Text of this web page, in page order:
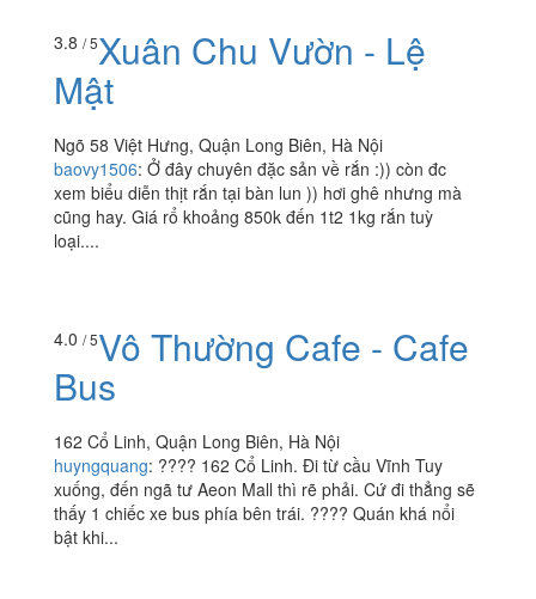
3.8 / 5Xuân Chu Vườn - Lệ
Mật
Ngõ 58 Việt Hưng, Quận Long Biên, Hà Nội
baovy1506: Ở đây chuyên đặc sản về rắn :)) còn đc
xem biểu diễn thịt rắn tại bàn lun )) hơi ghê nhưng mà
cũng hay. Giá rổ khoảng 850k đến 1t2 1kg rắn tuỳ
loại....
4.0 / 5Vô Thường Cafe - Cafe
Bus
162 Cổ Linh, Quận Long Biên, Hà Nội
huyngquang: ???? 162 Cổ Linh. Đi từ cầu Vĩnh Tuy
xuống, đến ngã tư Aeon Mall thì rẽ phải. Cứ đi thẳng sẽ
thấy 1 chiếc xe bus phía bên trái. ???? Quán khá nổi
bật khi...